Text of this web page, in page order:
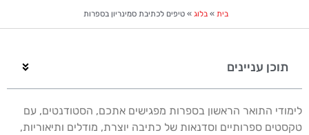
בית »בלוג »טיפים לכתיבת סמינריון בספרות
תוכן עניינים
לימודי התואר הראשון בספרות מפגישים אתכם, הסטודנטים, עם
טקסטים ספרותיים וסדנאות של כתיבה יוצרת, מודלים ותיאוריות,